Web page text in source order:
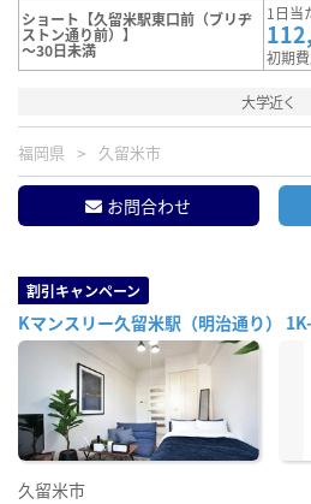
ショート【久留米駅東口前（ブリヂ
ストン通り前）】
～30日未満
1日当
初期
大学近く
福岡県 久留米市
お問合わせ
割引キャンペーン
Kマンスリー久留米駅（明治通り）
久留米市